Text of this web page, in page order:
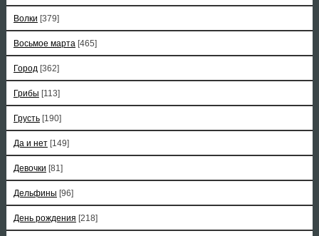
Волки [379]
Восьмое марта [465]
Город [362]
Грибы [113]
Грусть [190]
Да и нет [149]
Девочки [81]
Дельфины [96]
День рождения [218]